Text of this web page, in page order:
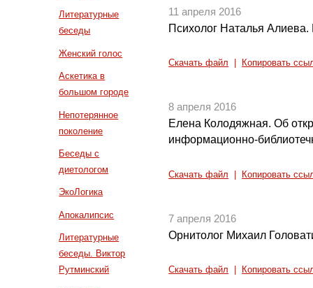
Литературные
беседы
Женский голос
Аскетика в
большом городе
Непотерянное
поколение
Беседы с
диетологом
ЭкоЛогика
Апокалипсис
Литературные
беседы. Виктор
Рутминский
11 апреля 2016
Психолог Наталья Алиева.
Скачать файл Копировать
8 апреля 2016
Елена Колодяжная. Об
информационно-
Скачать файл Копировать
7 апреля 2016
Орнитолог Михаил
Скачать файл Копировать